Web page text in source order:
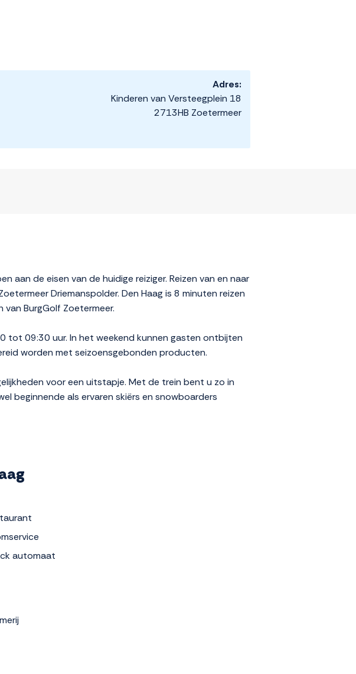
Adres:
Kinderen van Versteegplein 18
2713HB Zoetermeer
aan de eisen van de huidige reiziger. Reizen van en naar
Driemanspolder. Den Haag is 8 minuten reizen
BurgGolf Zoetermeer.
09:30 uur. In het weekend kunnen gasten ontbijten
worden met seizoensgebonden producten.
voor een uitstapje. Met de trein bent u zo in
beginnende als ervaren skiërs en snowboarders
automaat